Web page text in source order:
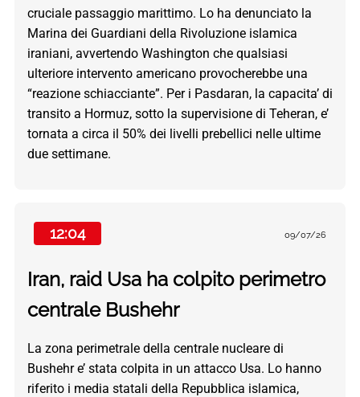
cruciale passaggio marittimo. Lo ha denunciato la
Marina dei Guardiani della Rivoluzione islamica
iraniani, avvertendo Washington che qualsiasi
ulteriore intervento americano provocherebbe una
“reazione schiacciante”. Per i Pasdaran, la capacita’ di
transito a Hormuz, sotto la supervisione di Teheran, e’
tornata a circa il 50% dei livelli prebellici nelle ultime
due settimane.
12:04 09/07/26
Iran, raid Usa ha colpito perimetro
centrale Bushehr
La zona perimetrale della centrale nucleare di
Bushehr e’ stata colpita in un attacco Usa. Lo hanno
riferito i media statali della Repubblica islamica,